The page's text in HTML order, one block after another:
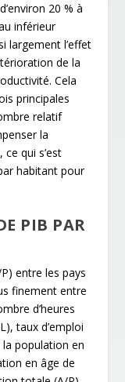
20 % à
inférieur
largement l’effet
de la
Cela
principales
relatif
la
qui s’est
habitant pour
PIB PAR
entre les pays
finement entre
d’heures
taux d’emploi
population en
en âge de